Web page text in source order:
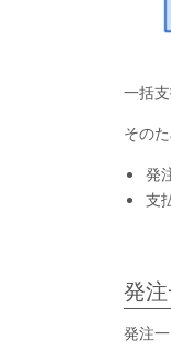
一括
その
発
支
発
発注